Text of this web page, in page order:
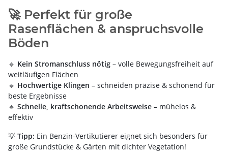
🚀 Perfekt für große
Rasenflächen & anspruchsvolle
Böden
🔹 Kein Stromanschluss nötig – volle Bewegungsfreiheit auf
weitläufigen Flächen
🔹 Hochwertige Klingen – schneiden präzise & schonend für
beste Ergebnisse
🔹 Schnelle, kraftschonende Arbeitsweise – mühelos &
effektiv
💡 Tipp: Ein Benzin-Vertikutierer eignet sich besonders für
große Grundstücke & Gärten mit dichter Vegetation!